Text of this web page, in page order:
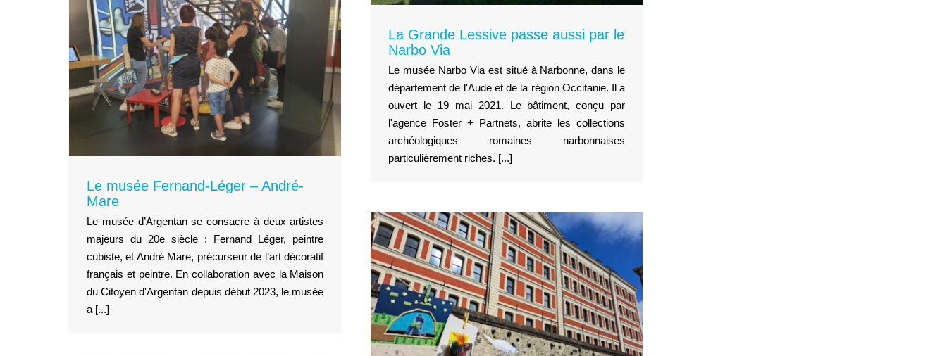
La Grande Lessive passe aussi par le
Narbo Via
Le musée Narbo Via est situé à Narbonne, dans le
département de l'Aude et de la région Occitanie. Il a
ouvert le 19 mai 2021. Le bâtiment, conçu par
l'agence Foster + Partnets, abrite les collections
archéologiques romaines narbonnaises
particulièrement riches. [...]
Le musée Fernand-Léger – André-
Mare
Le musée d’Argentan se consacre à deux artistes
majeurs du 20e siècle : Fernand Léger, peintre
cubiste, et André Mare, précurseur de l’art décoratif
français et peintre. En collaboration avec la Maison
du Citoyen d'Argentan depuis début 2023, le musée
a [...]